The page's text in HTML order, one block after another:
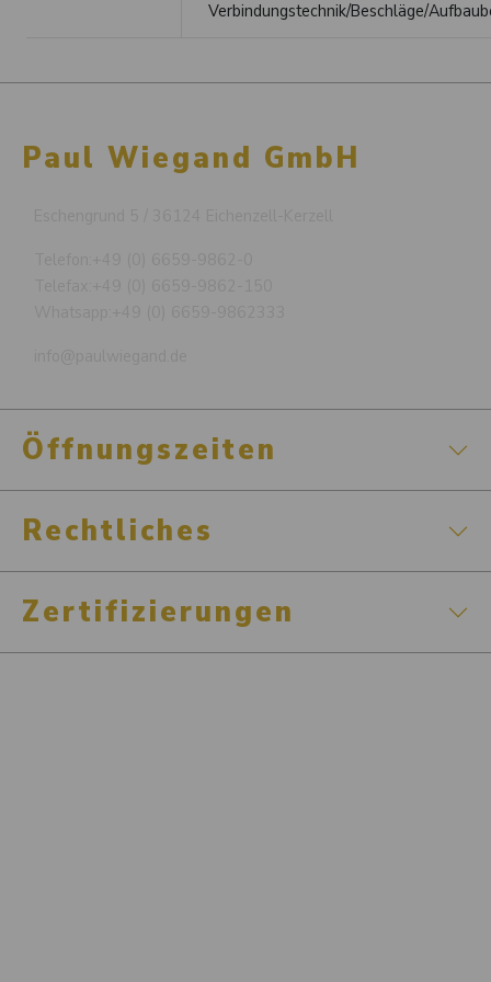
Verbindungstechnik/Beschläge/
Paul Wiegand GmbH
Öffnungszeiten
Rechtliches
Zertifizierungen